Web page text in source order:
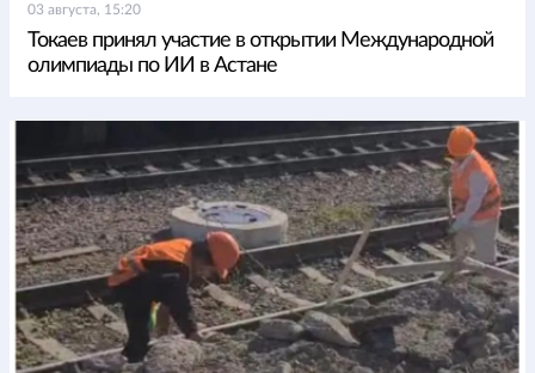
03 августа, 15:20
Токаев принял участие в открытии Международной
олимпиады по ИИ в Астане